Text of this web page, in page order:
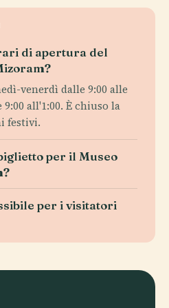
di apertura del
venerdì dalle 9:00 alle
9:00 all'1:00. È chiuso la
festivi.
per il Museo
per i visitatori